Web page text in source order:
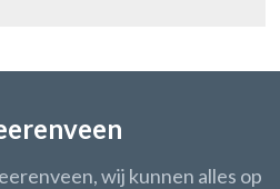
wij kunnen alles op